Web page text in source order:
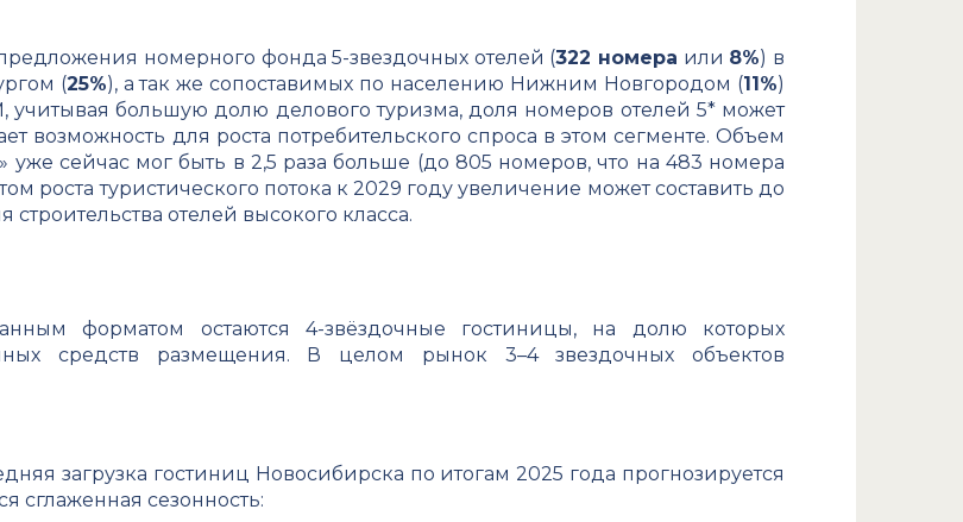
номерного фонда 5-звездочных отелей (322 номера или 8%) в
(25%), а так же сопоставимых по населению Нижним Новгородом (11%)
учитывая большую долю делового туризма, доля номеров отелей 5* может
возможность для роста потребительского спроса в этом сегменте. Объем
уже сейчас мог быть в 2,5 раза больше (до 805 номеров, что на 483 номера
роста туристического потока к 2029 году увеличение может составить до
отелей высокого класса.
форматом остаются 4-звёздочные гостиницы, на долю которых
средств размещения. В целом рынок 3–4 звездочных объектов
загрузка гостиниц Новосибирска по итогам 2025 года прогнозируется
сглаженная сезонность: